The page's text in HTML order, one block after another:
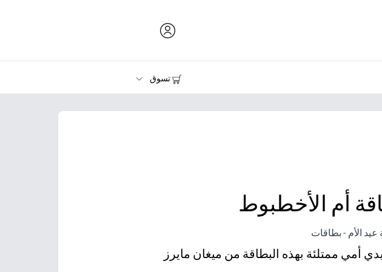
تسوق
الطابعات
أم الأخطبوط
الأم - بطاقات
أمي ممتلئة بهذه البطاقة من ميغان مايرز